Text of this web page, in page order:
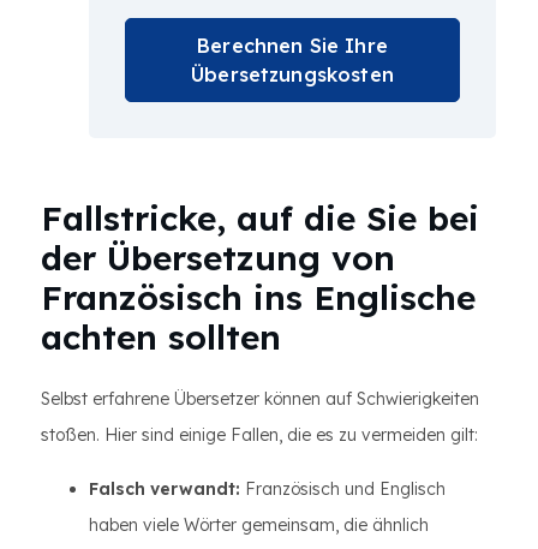
Berechnen Sie Ihre
Übersetzungskosten
Fallstricke, auf die Sie bei
der Übersetzung von
Französisch ins Englische
achten sollten
Selbst erfahrene Übersetzer können auf Schwierigkeiten
stoßen. Hier sind einige Fallen, die es zu vermeiden gilt:
Falsch verwandt: Französisch und Englisch
haben viele Wörter gemeinsam, die ähnlich